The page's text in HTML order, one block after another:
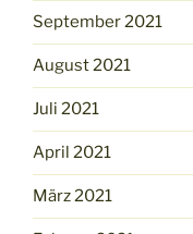
September 2021
August 2021
Juli 2021
April 2021
März 2021